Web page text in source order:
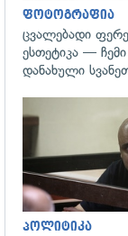
ფოტოგრაფია
ცვალებადი
ესთეტიკა —
დანახული
პოლიტიკა